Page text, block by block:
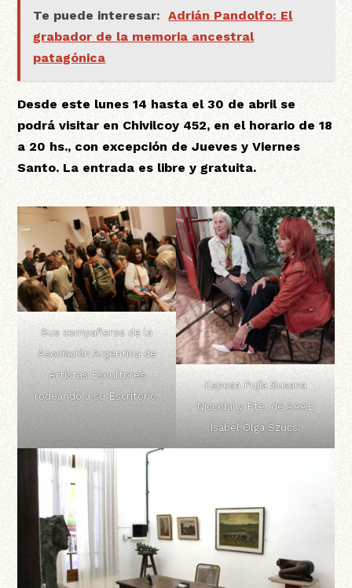
Te puede interesar:
Adrián Pandolfo: El
grabador de la memoria ancestral
patagónica
Desde este lunes 14 hasta el 30 de abril se
podrá visitar en Chivilcoy 452, en el horario de 18
a 20 hs., con excepción de Jueves y Viernes
Santo. La entrada es libre y gratuita.
Sus compañeros de la
Asociación Argentina de
Artistas Escultores
rodeando a su Escritorio.
Esposa Pujía Susana
Niccolai y Pte. de AAAE
Isabel Olga Szucs.